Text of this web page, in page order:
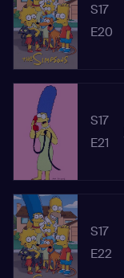
S17
E20
S17
E21
S17
E22